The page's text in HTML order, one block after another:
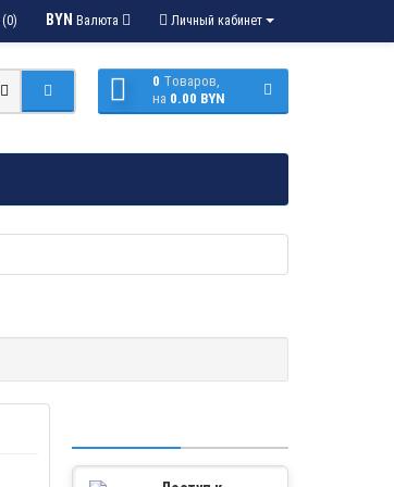
Личный кабинет
BYN Валюта
0 Tоваров,
на 0.00 BYN